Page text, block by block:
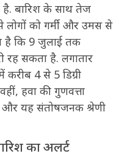
है. बारिश के साथ तेज
को गर्मी और उमस से
है कि 9 जुलाई तक
रह सकता है. लगातार
4 से 5 डिग्री
हवा की गुणवत्ता
और यह संतोषजनक श्रेणी
का अलर्ट